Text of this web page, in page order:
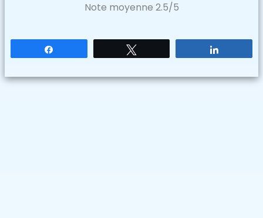
Note moyenne 2.5/5